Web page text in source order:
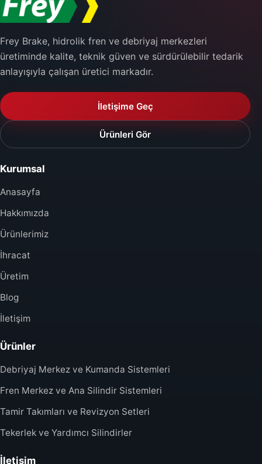
Frey Brake, hidrolik fren ve debriyaj merkezleri
üretiminde kalite, teknik güven ve sürdürülebilir tedarik
anlayışıyla çalışan üretici markadır.
İletişime Geç
Ürünleri Gör
Kurumsal
Anasayfa
Hakkımızda
Ürünlerimiz
İhracat
Üretim
Blog
İletişim
Ürünler
Debriyaj Merkez ve Kumanda Sistemleri
Fren Merkez ve Ana Silindir Sistemleri
Tamir Takımları ve Revizyon Setleri
Tekerlek ve Yardımcı Silindirler
İletişim